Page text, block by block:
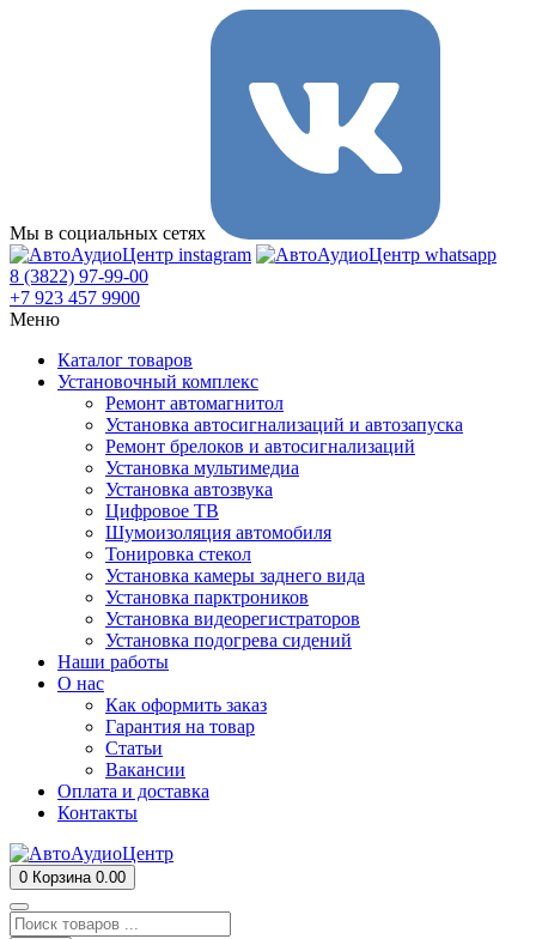
Мы в социальных сетях
8 (3822) 97-99-00
+7 923 457 9900
Меню
Каталог товаров
Установочный комплекс
Ремонт автомагнитол
Установка автосигнализаций и автозапуска
Ремонт брелоков и автосигнализаций
Установка мультимедиа
Установка автозвука
Цифровое ТВ
Шумоизоляция автомобиля
Тонировка стекол
Установка камеры заднего вида
Установка парктроников
Установка видеорегистраторов
Установка подогрева сидений
Наши работы
О нас
Как оформить заказ
Гарантия на товар
Статьи
Вакансии
Оплата и доставка
Контакты
0 Корзина 0.00